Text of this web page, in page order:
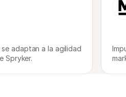
adaptan a la agilidad
Spryker.